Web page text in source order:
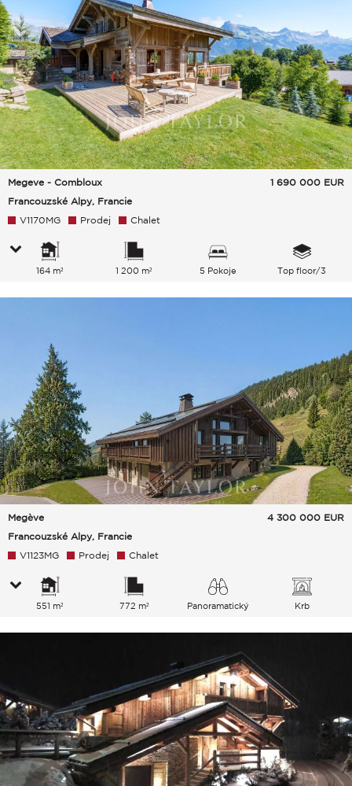
Megeve - Combloux
Francouzské Alpy, Francie
1 690 000 EUR
V1170MG Prodej Chalet
164 m² 1 200 m² 5 Pokoje Top floor/3
Megève
Francouzské Alpy, Francie
4 300 000 EUR
V1123MG Prodej Chalet
551 m² 772 m²
Panoramatický
Krb